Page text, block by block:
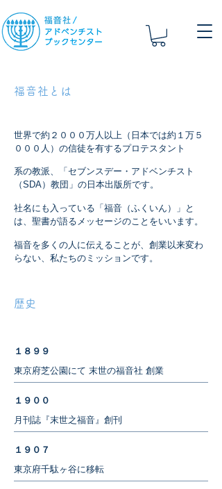
福音社とは
世界で約２０００万人以上（日本では約１万５
０００人）の信徒を有するプロテスタント
系の教派、「セブンスデー・アドベンチスト
（SDA）教団」の日本出版所です。
社名にも 入っている「福音（ふくいん）」と
は、聖書が語るメッセージのことをいいます。
福音を多くの人に伝えることが、創業以来変わ
らない、私たちのミッションです​。
​歴史
１８９９
東京府芝公園にて 末世の福音社 創業
１９００
月刊誌『末世之福音』創刊
１９０７
東京府千駄ヶ谷に移転